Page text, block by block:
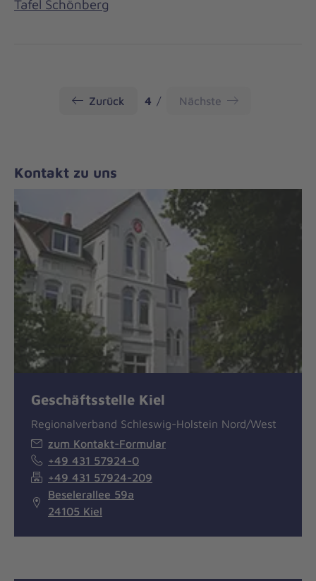
Tafel Schönberg
Zurück Seite
4 Nächste
Kontakt zu uns
Geschäftsstelle Kiel
Regionalverband Schleswig-Holstein Nord/West
zum Kontakt-Formular
+49 431 57924-0
+49 431 57924-209
Beselerallee 59a
24105 Kiel